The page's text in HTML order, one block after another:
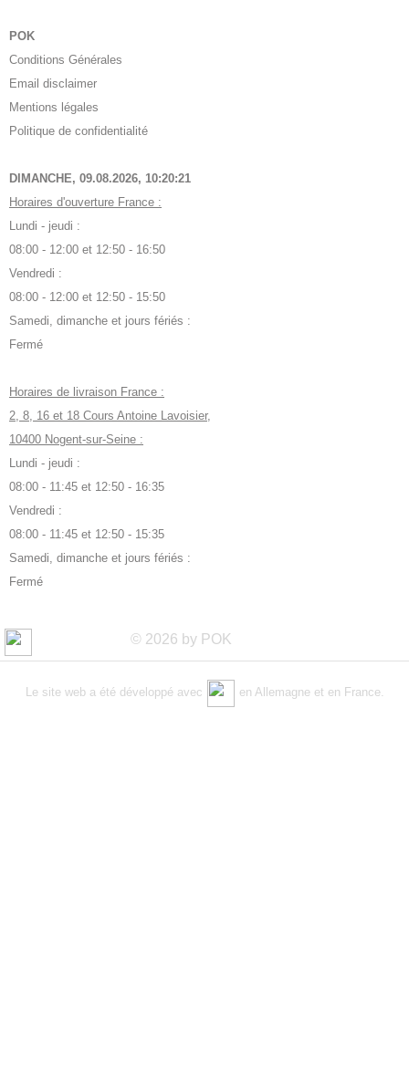
POK
Conditions Générales
Email disclaimer
Mentions légales
Politique de confidentialité
DIMANCHE, 09.08.2026, 10:20:22
Horaires d'ouverture France :
Lundi - jeudi :
08:00 - 12:00 et 12:50 - 16:50
Vendredi :
08:00 - 12:00 et 12:50 - 15:50
Samedi, dimanche et jours fériés :
Fermé
Horaires de livraison France :
2, 8, 16 et 18 Cours Antoine Lavoisier,
10400 Nogent-sur-Seine :
Lundi - jeudi :
08:00 - 11:45 et 12:50 - 16:35
Vendredi :
08:00 - 11:45 et 12:50 - 15:35
Samedi, dimanche et jours fériés :
Fermé
© 2026 by POK
Le site web a été développé avec en Allemagne et en France.